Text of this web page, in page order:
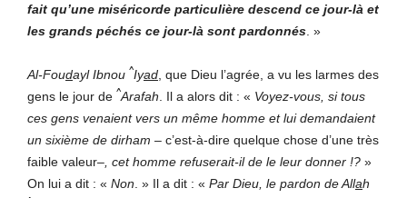
fait qu’une miséricorde particulière descend ce jour-là et
les grands péchés ce jour-là sont pardonnés . »
Al-Foudayl Ibnou ^Iyad , que Dieu l’agrée, a vu les larmes des
gens le jour de ^Arafah . Il a alors dit : « Voyez-vous, si tous
ces gens venaient vers un même homme et lui demandaient
un sixième de dirham – c’est-à-dire quelque chose d’une très
faible valeur– , cet homme refuserait-il de le leur donner !? »
On lui a dit : « Non . » Il a dit : « Par Dieu, le pardon de Allah